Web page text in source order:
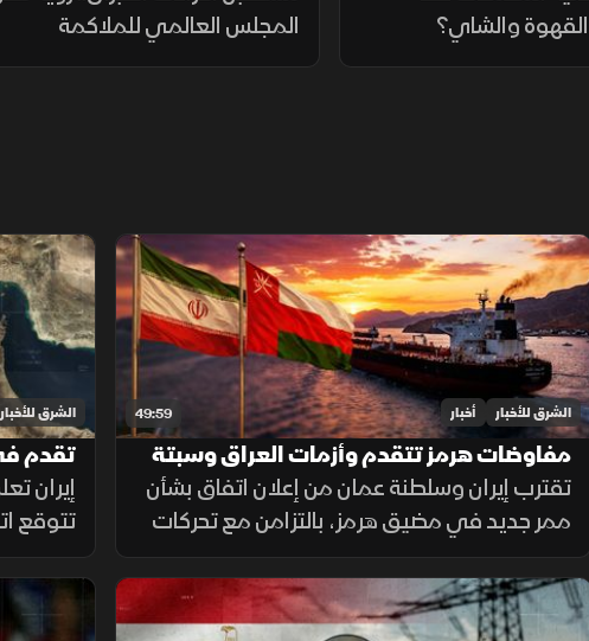
القهوة والشاي؟
المجلس العالمي للملاكمة
49:59 الشرق للأخبار أخبار
مفاوضات هرمز تتقدم وأزمات العراق وسبتة
تتصدر المشهد
تقترب إيران وسلطنة عمان من إعلان اتفاق بشأن
ممر جديد في مضيق هرمز، بالتزامن مع تحركات
إقليمية لحماية الملاحة، وأزمة مالية متفاقمة
في العراق ومخاوف إنسانية بعد أحداث سبتة.
الشرق للأخبار
تقدم
تترقب
إيران
تتوقع
أممية